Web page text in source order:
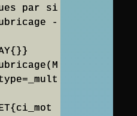
par si
-